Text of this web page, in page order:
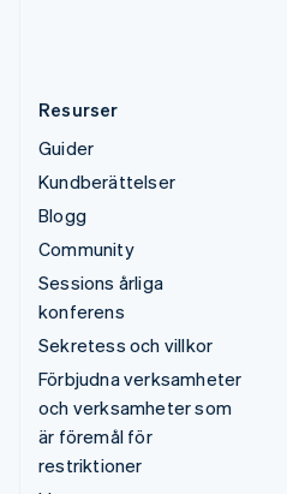
Resurser
Guider
Kundberättelser
Blogg
Community
Sessions årliga
konferens
Sekretess och villkor
Förbjudna verksamheter
och verksamheter som
är föremål för
restriktioner